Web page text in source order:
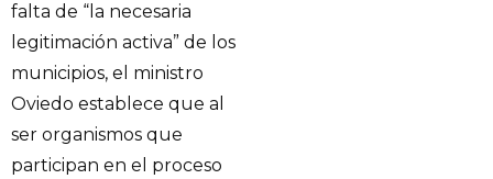
falta de “la necesaria
legitimación activa” de los
municipios, el ministro
Oviedo establece que al
ser organismos que
participan en el proceso